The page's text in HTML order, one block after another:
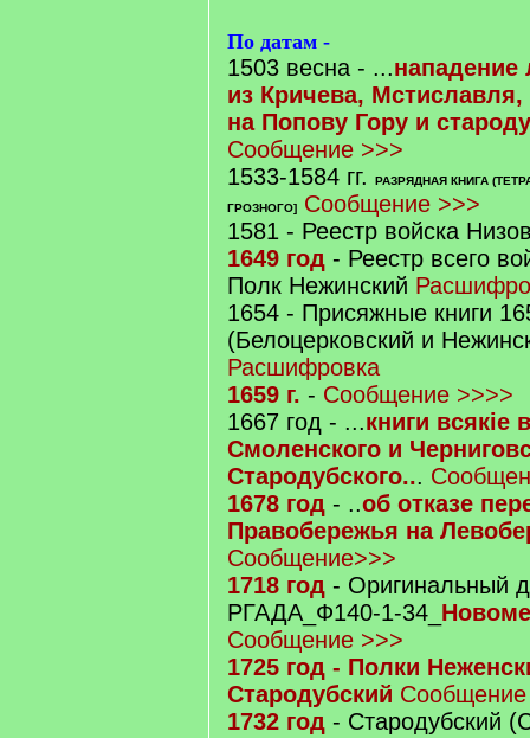
По датам -
1503 весна - ...нападение
из Кричева, Мстиславля,
на Попову Гору и
Сообщение >>>
1533-1584 гг.
РАЗРЯДНАЯ КНИГА
ГРОЗНОГО]
Сообщение >>>
1581 - Реестр войска
1649 год - Реестр всего
Полк Нежинский
1654 - Присяжные книги
(Белоцерковский и
Расшифровка
1659 г. - Сообщение >>>>
1667 год - ...книги всякіе
Смоленского и
Стародубского...
1678 год - ..об отказе
Правобережья на
Сообщение>>>
1718 год - Оригинальный
РГАДА_Ф140-1-34_
Сообщение >>>
1725 год - Полки
Стародубский
1732 год - Стародубский